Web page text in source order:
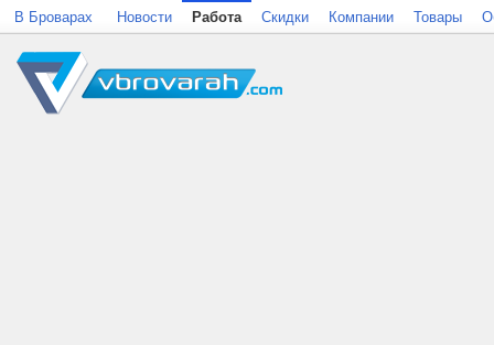
В Броварах Новости Работа Скидки Компании Товары